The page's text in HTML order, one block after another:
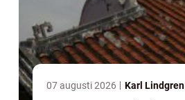
07 augusti 2026 Karl Lindgren